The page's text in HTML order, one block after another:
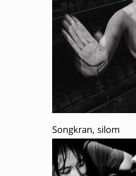
Songkran, silom